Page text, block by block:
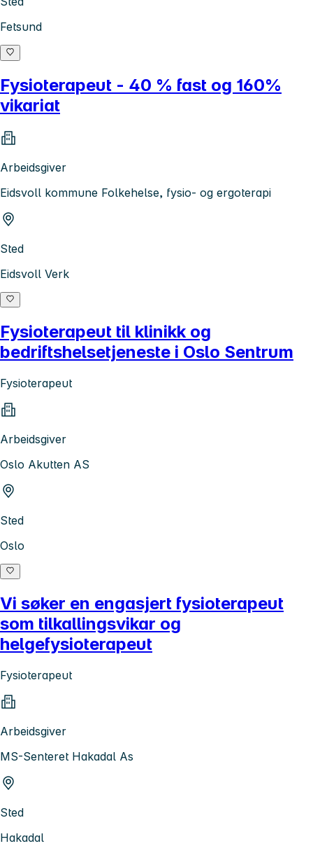
Fetsund
Fysioterapeut - 40 % fast og 160%
vikariat
Arbeidsgiver
Eidsvoll kommune Folkehelse, fysio- og ergoterapi
Sted
Eidsvoll Verk
Fysioterapeut til klinikk og
bedriftshelsetjeneste i Oslo Sentrum
Fysioterapeut
Arbeidsgiver
Oslo Akutten AS
Sted
Oslo
Vi søker en engasjert fysioterapeut
som tilkallingsvikar og
helgefysioterapeut
Fysioterapeut
Arbeidsgiver
MS-Senteret Hakadal As
Sted
Hakadal